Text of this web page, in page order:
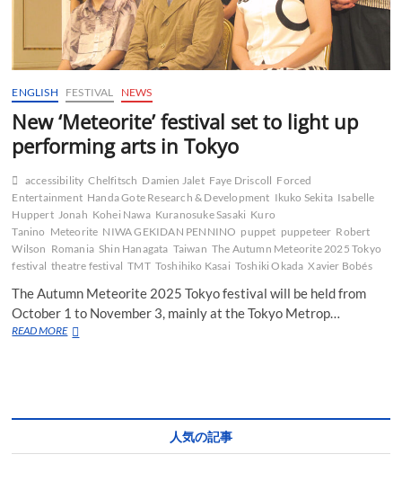
ENGLISH FESTIVAL NEWS
New ‘Meteorite’ festival set to light up
performing arts in Tokyo
accessibility Chelfitsch Damien Jalet Faye Driscoll Forced
Entertainment Handa Gote Research & Development Ikuko Sekita Isabelle
Huppert Jonah Kohei Nawa Kuranosuke Sasaki Kuro
Tanino Meteorite NIWA GEKIDAN PENNINO puppet puppeteer Robert
Wilson Romania Shin Hanagata Taiwan The Autumn Meteorite 2025 Tokyo
festival theatre festival TMT Toshihiko Kasai Toshiki Okada Xavier Bobés
The Autumn Meteorite 2025 Tokyo festival will be held from
October 1 to November 3, mainly at the Tokyo Metrop…
READ MORENew
arts
人気の記事